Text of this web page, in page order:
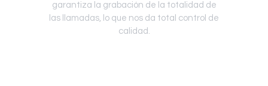
garantiza la grabación de la totalidad de
las llamadas, lo que nos da total control de
calidad.